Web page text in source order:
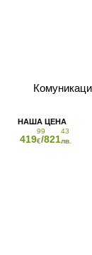
419
99
€/821
43
лв.